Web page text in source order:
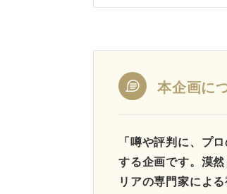
本企画に
「噂や評判に、プ
する企画です。漠
リアの専門家によ